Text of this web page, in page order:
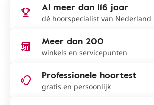
Al meer dan 116 jaar
dé hoorspecialist van Nederland
Meer dan 200
winkels en servicepunten
Professionele hoortest
gratis en persoonlijk